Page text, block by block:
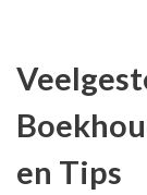
en Tips